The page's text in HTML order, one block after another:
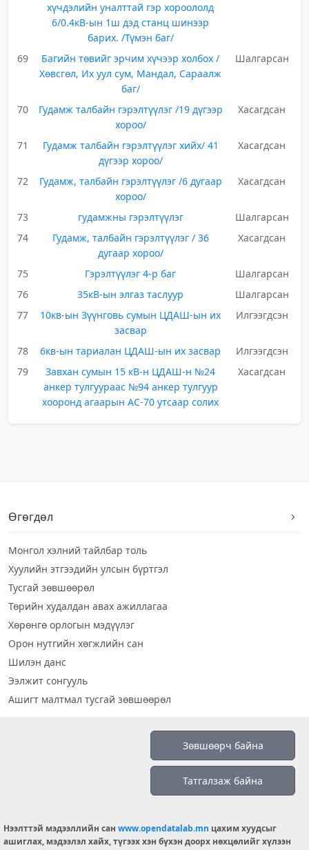
хүчдэлийн уналттай гэр хороололд
6/0.4кВ-ын 1ш дэд станц шинээр
барих. /Түмэн баг/
69
Багийн төвийг эрчим хүчээр холбох /
Хөвсгөл, Их уул сум, Мандал, Сараалж
баг/
Шалгарсан
70
Гудамж талбайн гэрэлтүүлэг /19 дүгээр
хороо/
Хасагдсан
71
Гудамж талбайн гэрэлтүүлэг хийх/ 41
дүгээр хороо/
Хасагдсан
72
Гудамж, талбайн гэрэлтүүлэг /6 дугаар
хороо/
Хасагдсан
73 гудамжны гэрэлтүүлэг
Шалгарсан
74
Гудамж, талбайн гэрэлтүүлэг / 36
дугаар хороо/
Хасагдсан
75 Гэрэлтүүлэг 4-р баг
Шалгарсан
76
35кВ-ын элгаз таслуур
Шалгарсан
77
10кв-ын Зүүнговь сумын ЦДАШ-ын их
засвар
Илгээгдсэн
78 6кв-ын тариалан ЦДАШ-ын их засвар
Илгээгдсэн
79
Завхан сумын 15 кВ-н ЦДАШ-н №24
анкер тулгуураас №94 анкер тулгуур
хооронд агаарын АС-70 утсаар солих
Хасагдсан
Өгөгдөл
Монгол хэлний тайлбар толь
Хуулийн этгээдийн улсын бүртгэл
Тусгай зөвшөөрөл
Төрийн худалдан авах ажиллагаа
Хөрөнгө орлогын мэдүүлэг
Орон нутгийн хөгжлийн сан
Шилэн данс
Ээлжит сонгууль
Ашигт малтмал тусгай зөвшөөрөл
info@opendatalab.mn
Зөвшөөрч байна
Татгалзаж байна
Нээлттэй мэдээллийн сан www.opendatalab.mn цахим хуудсыг
ашиглах, мэдээлэл хайх, түгээх хэн бүхэн доорх нөхцөлийг хүлээн